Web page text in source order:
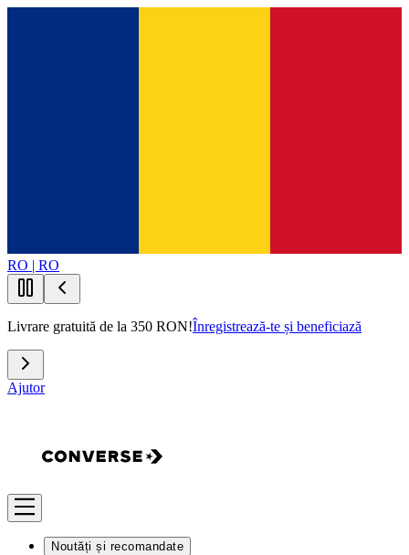
RO | RO
Livrare gratuită de la 350 RON!Înregistrează-te și beneficiază
Ajutor
Noutăți și recomandate